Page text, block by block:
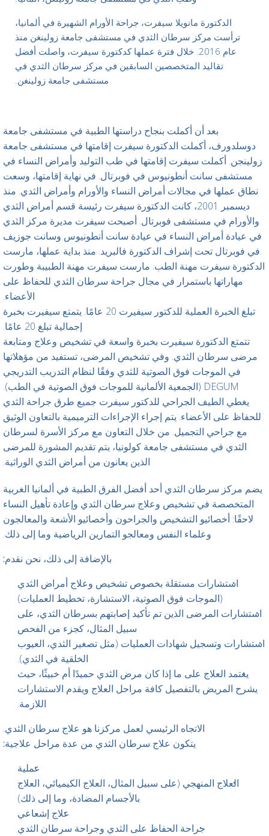
الدكتورة مانويلا سيفرت، جراحة الأورام الشهيرة في ألمانيا،
ترأست مركز سرطان الثدي في مستشفى جامعة زولينغن منذ
عام 2016. خلال فترة عملها كدكتورة سيفرت، واصلت أفضل
تقاليد المتخصصين السابقين في مركز سرطان الثدي في
مستشفى جامعة زولينغن.
بعد أن أكملت بنجاح دراستها الطبية في مستشفى جامعة
دوسلدورف، أكملت الدكتورة سيفرت إقامتها في مستشفى جامعة
زولينجن. أكملت سيفرت إقامتها في طب التوليد وأمراض النساء في
مستشفى سانت أنطونيوس في فوبرتال. في نهاية إقامتها، وسعت
نطاق عملها في مجالات أمراض النساء والأورام وأمراض الثدي. منذ
ديسمبر 2001، كانت الدكتورة سيفرت رئيسة قسم أمراض الثدي
والأورام في مستشفى فوبرتال. أصبحت سيفرت مديرة مركز الثدي
في عيادة أمراض النساء في عيادة سانت أنطونيوس وسانت جوزيف
في فوبرتال تحت إشراف الدكتورة فالبريد. منذ بداية عملها، مارست
الدكتورة سيفرت مهنة الطب. مارست سيفرت مهنة الطبيبة وطورت
مهاراتها باستمرار في مجال جراحة سرطان الثدي للحفاظ على
الأعضاء.
تبلغ الخبرة العملية للدكتور سيفيرت 20 عامًا. يتمتع سيفيرت بخبرة
إجمالية تبلغ 20 عامًا.
تتمتع الدكتورة سيفيرت بخبرة واسعة في تشخيص وعلاج ومتابعة
مرضى سرطان الثدي. وفي تشخيص المرضى، تستفيد من مؤهلاتها
في الموجات فوق الصوتية للثدي وفقًا لنظام التدريب التدريجي
DEGUM (الجمعية الألمانية للموجات فوق الصوتية في الطب).
يغطي الطيف الجراحي للدكتور سيفرت جميع طرق جراحة الثدي
للحفاظ على الأعضاء. يتم إجراء الإجراءات الترميمية بالتعاون الوثيق
مع جراحي التجميل. من خلال التعاون مع مركز الأسرة لسرطان
الثدي في مستشفى جامعة كولونيا، يتم تقديم المشورة للمرضى
الذين يعانون من أمراض الثدي الوراثية.
يضم مركز سرطان الثدي أحد أفضل الفرق الطبية في ألمانيا الغربية
المتخصصة في تشخيص وعلاج سرطان الثدي وإعادة تأهيل النساء
لاحقًا: أخصائيو التشخيص والجراحون وأخصائيو الأشعة والمعالجون
وعلماء النفس ومعالجو التمارين الرياضية وما إلى ذلك.
بالإضافة إلى ذلك، نحن نقدم:
استشارات مستقلة بخصوص تشخيص وعلاج أمراض الثدي
(الموجات فوق الصوتية، الاستشارة، تخطيط العمليات)
استشارات المرضى الذين تم تأكيد إصابتهم بسرطان الثدي، على
سبيل المثال، كجزء من الفحص
استشارات وتسجيل شهادات العمليات (مثل تصغير الثدي، العيوب
الخلقية في الثدي).
يعتمد العلاج على ما إذا كان مرض الثدي حميدًا أم خبيثًا، حيث
يشرح المريض بالتفصيل كافة مراحل العلاج ويقدم الاستشارات
اللازمة.
الاتجاه الرئيسي لعمل مركزنا هو علاج سرطان الثدي.
يتكون علاج سرطان الثدي من عدة مراحل علاجية:
عملية
العلاج المنهجي (على سبيل المثال، العلاج الكيميائي، العلاج
بالأجسام المضادة، وما إلى ذلك)
علاج إشعاعي
جراحة الحفاظ على الثدي وجراحة سرطان الثدي